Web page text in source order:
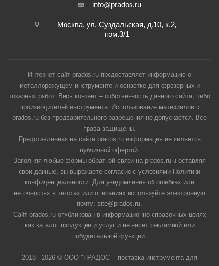
info@prados.ru
Москва, ул. Суздальская, д.10, к.2,
пом.3/1
Интернет-сайт prados.ru предоставляет информацию о
металлорежущем инструменте и оснастке для фрезерных и
токарных работ. Весь контент – собственность данного сайта, либо
производителей инструмента. Использование материалов с
prados.ru без предварительного разрешения не допускается. Все
права защищены.
Представленная на сайте prados.ru информация не является
публичной офертой.
Заполняя любые формы обратной связи на prados.ru и оставляя
свои данные, вы выражаете согласие с условиями Политики
конфиденциальности. Для уведомления об ошибках или
неточностях в текстах или описаниях используйте электронную
почту: site@prados.ru.
Сайт prados.ru опубликован в информационно-справочных целях
как каталог продукции и услуг и не несет рекламной или
побудительной функции.
2018 - 2026 © ООО "ПРАДОС" - поставка инструмента для